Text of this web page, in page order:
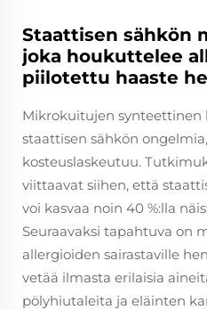
Staattisen sähkön
joka houkuttelee
piilotettu haaste
Mikrokuitujen synteettinen
staattisen sähkön
kosteuslaskeutuu.
viittaavat siihen, että
voi kasvaa noin 40 %:lla
Seuraavaksi tapahtuva on
allergioiden sairastaville
vetää ilmasta erilaisia
pölyhiutaleita ja eläinten